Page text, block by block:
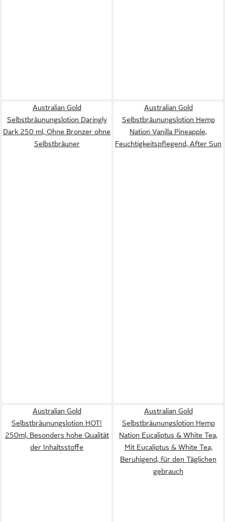
Australian Gold
Selbstbräunungslotion Daringly
Dark 250 ml, Ohne Bronzer ohne
Selbstbräuner
Australian Gold
Selbstbräunungslotion Hemp
Nation Vanilla Pineapple,
Feuchtigkeitspflegend, After Sun
Australian Gold
Selbstbräunungslotion HOT!
250ml, Besonders hohe Qualität
der Inhaltsstoffe
Australian Gold
Selbstbräunungslotion Hemp
Nation Eucaliptus & White Tea,
Mit Eucaliptus & White Tea,
Beruhigend, für den Täglichen
gebrauch